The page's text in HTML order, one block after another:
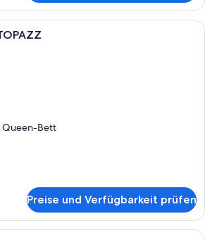
Ein Hotelzimmer mit einem großen
Queen-Bett
Preise und Verfügbarkeit prüfen
Ein Hotelzimmer mit einem großen